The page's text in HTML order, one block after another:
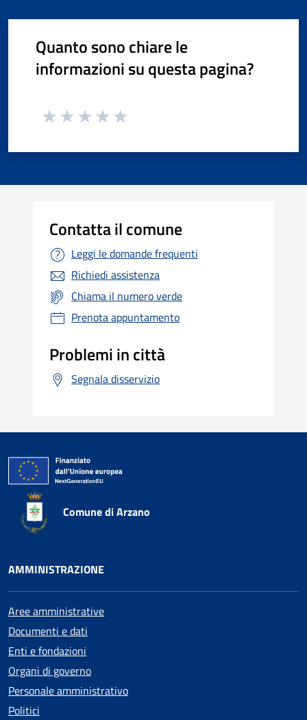
Quanto sono chiare le
informazioni su questa pagina?
Contatta il comune
Leggi le domande frequenti
Richiedi assistenza
Chiama il numero verde
Prenota appuntamento
Problemi in città
Segnala disservizio
Comune di Arzano
AMMINISTRAZIONE
Aree amministrative
Documenti e dati
Enti e fondazioni
Organi di governo
Personale amministrativo
Politici